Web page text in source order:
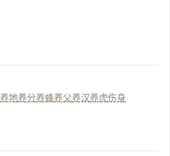
养地养分养蜂养父养汉养虎伤身